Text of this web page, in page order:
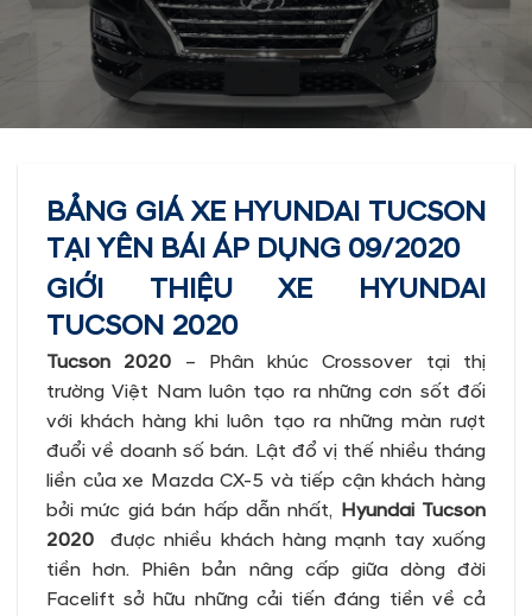
BẢNG GIÁ XE HYUNDAI TUCSON
TẠI YÊN BÁI ÁP DỤNG 09/2020
GIỚI THIỆU XE HYUNDAI
TUCSON 2020
Tucson 2020 – Phân khúc Crossover tại thị
trường Việt Nam luôn tạo ra những cơn sốt đối
với khách hàng khi luôn tạo ra những màn rượt
đuổi về doanh số bán. Lật đổ vị thế nhiều tháng
liền của xe Mazda CX-5 và tiếp cận khách hàng
bởi mức giá bán hấp dẫn nhất, Hyundai Tucson
2020
được nhiều khách hàng mạnh tay xuống
tiền hơn. Phiên bản nâng cấp giữa dòng đời
Facelift sở hữu những cải tiến đáng tiền về cả